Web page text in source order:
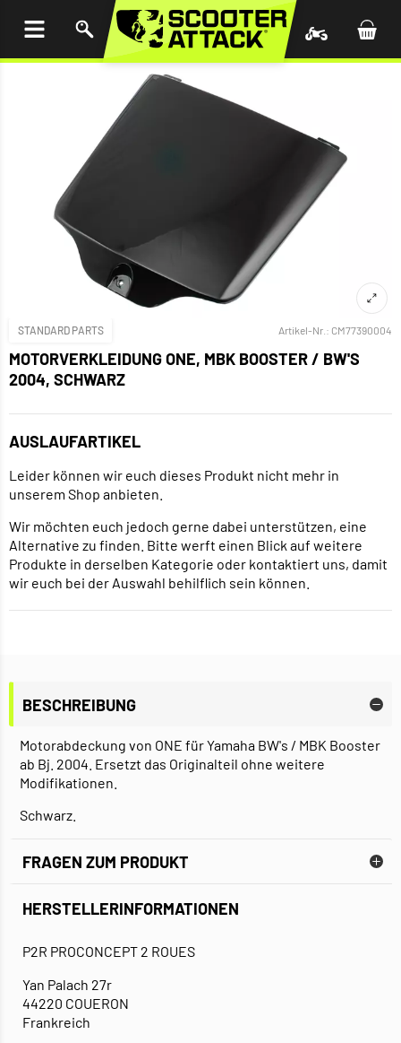
STANDARD PARTS Artikel-Nr.: CM77390004
MOTORVERKLEIDUNG ONE, MBK BOOSTER / BW'S
2004, SCHWARZ
AUSLAUFARTIKEL
Leider können wir euch dieses Produkt nicht mehr in
unserem Shop anbieten.
Wir möchten euch jedoch gerne dabei unterstützen, eine
Alternative zu finden. Bitte werft einen Blick auf weitere
Produkte in derselben Kategorie oder kontaktiert uns, damit
wir euch bei der Auswahl behilflich sein können.
BESCHREIBUNG
Motorabdeckung von ONE für Yamaha BW's / MBK Booster
ab Bj. 2004. Ersetzt das Originalteil ohne weitere
Modifikationen.
Schwarz.
FRAGEN ZUM PRODUKT
HERSTELLERINFORMATIONEN
P2R PROCONCEPT 2 ROUES
Yan Palach 27r
44220 COUERON
Frankreich